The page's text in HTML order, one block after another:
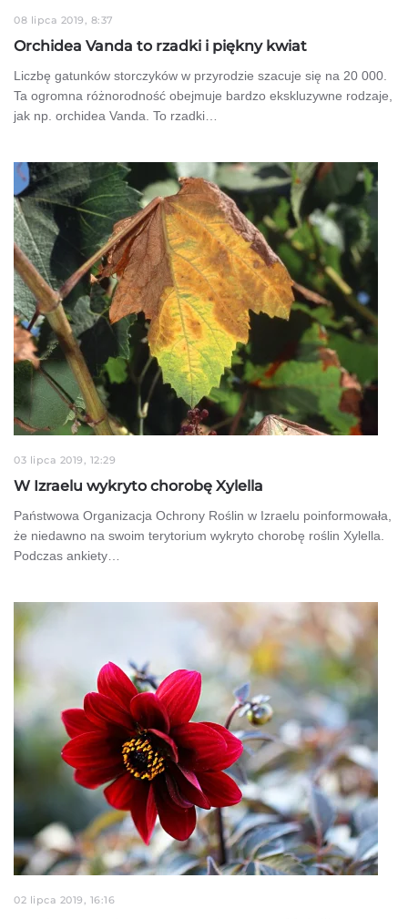
08 lipca 2019, 8:37
Orchidea Vanda to rzadki i piękny kwiat
Liczbę gatunków storczyków w przyrodzie szacuje się na 20 000.
Ta ogromna różnorodność obejmuje bardzo ekskluzywne rodzaje,
jak np. orchidea Vanda. To rzadki…
03 lipca 2019, 12:29
W Izraelu wykryto chorobę Xylella
Państwowa Organizacja Ochrony Roślin w Izraelu poinformowała,
że niedawno na swoim terytorium wykryto chorobę roślin Xylella.
Podczas ankiety…
02 lipca 2019, 16:16